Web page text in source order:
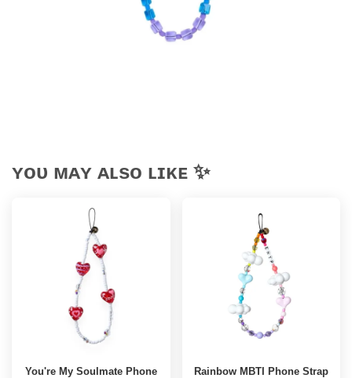
ʏᴏᴜ ᴍᴀʏ ᴀʟsᴏ ʟɪᴋᴇ ✨
You're My Soulmate Phone
Rainbow MBTI Phone Strap